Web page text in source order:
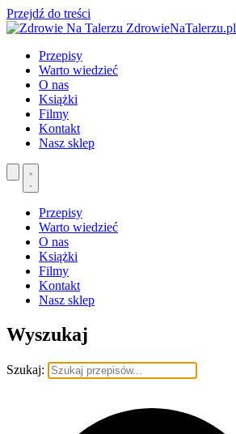
Przejdź do treści
ZdrowieNaTalerzu.pl
Przepisy
Warto wiedzieć
O nas
Książki
Filmy
Kontakt
Nasz sklep
Przepisy
Warto wiedzieć
O nas
Książki
Filmy
Kontakt
Nasz sklep
Wyszukaj
Szukaj: